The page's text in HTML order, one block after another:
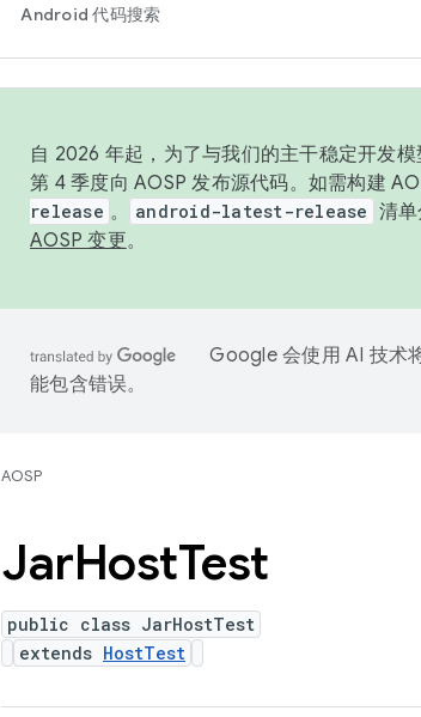
Android 代码搜索
自 2026 年起，为了与我们的主干稳定开发
第 4 季度向 AOSP 发布源代码。如需构建
release 。 android-latest-release 清
AOSP 变更。
Google 会使用 AI 技术
能包含错误。
AOSP
JarHostTest
public class JarHostTest
extends HostTest